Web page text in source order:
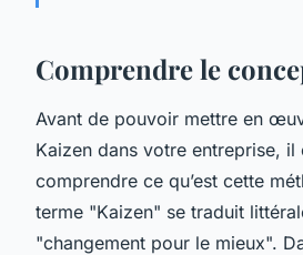
Comprendre le
Avant de pouvoir mettre en
Kaizen dans votre entreprise, il
comprendre ce qu’est cette
terme "Kaizen" se traduit
"changement pour le mieux".